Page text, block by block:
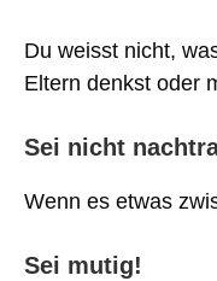
Du weisst nicht,
Eltern denkst oder
Sei nicht
Wenn es etwas
Sei mutig!